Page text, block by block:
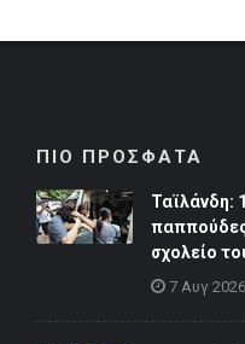
ΠΙΟ ΠΡΟΣΦΑΤΑ
Ταϊλάνδη:
σχολείο
7 Αυγ 2026